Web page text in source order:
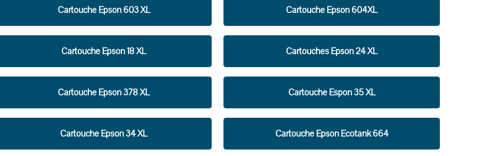
Cartouche Epson 603 XL Cartouche Epson 604XL
Cartouche Epson 18 XL Cartouches Epson 24 XL
Cartouche Epson 378 XL Cartouche Espon 35 XL
Cartouche Epson 34 XL Cartouche Epson Ecotank 664